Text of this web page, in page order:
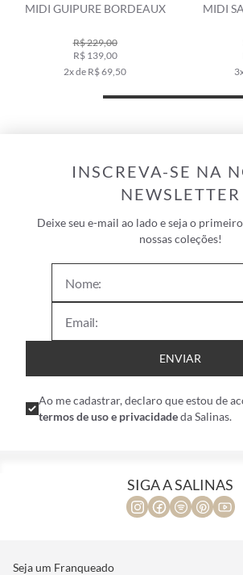
MIDI GUIPURE BORDEAUX
R$ 229,00
R$ 139,00
2x de R$ 69,50
MIDI
INSCREVA-SE NA
NEWSLETTER
Deixe seu e-mail ao lado e seja o
nossas coleções!
ENVIAR
Ao me cadastrar, declaro que estou de
termos de uso e privacidadeda Salinas.
SIGA A SALINAS
Seja um Franqueado